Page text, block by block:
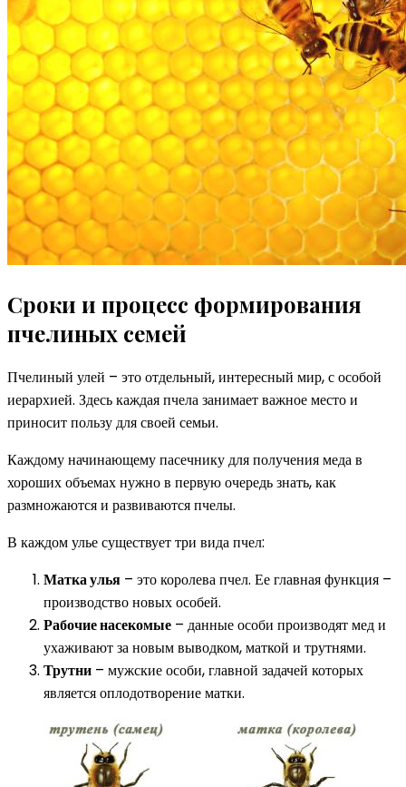
Сроки и процесс формирования
пчелиных семей
Пчелиный улей – это отдельный, интересный мир, с особой
иерархией. Здесь каждая пчела занимает важное место и
приносит пользу для своей семьи.
Каждому начинающему пасечнику для получения меда в
хороших объемах нужно в первую очередь знать, как
размножаются и развиваются пчелы.
В каждом улье существует три вида пчел:
Матка улья – это королева пчел. Ее главная функция –
производство новых особей.
Рабочие насекомые – данные особи производят мед и
ухаживают за новым выводком, маткой и трутнями.
Трутни – мужские особи, главной задачей которых
является оплодотворение матки.